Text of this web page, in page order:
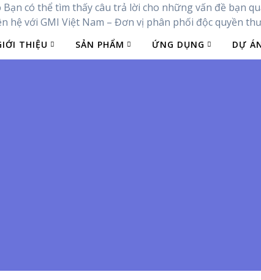
có thể tìm thấy câu trả lời cho những vấn đề bạn
với GMI Việt Nam – Đơn vị phân phối độc quyền
THIỆU SẢN PHẨM ỨNG DỤNG DỰ